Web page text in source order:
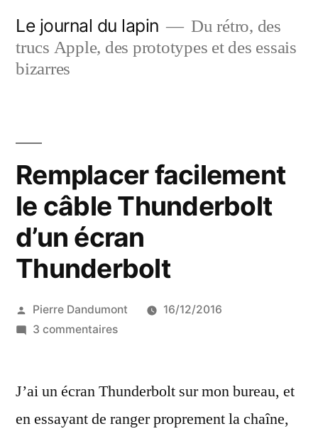
contenu
Le journal du lapin
Du rétro, des
trucs Apple, des prototypes et des essais
bizarres
Remplacer facilement
le câble Thunderbolt
d’un écran
Thunderbolt
Publié
par
Pierre Dandumont
16/12/2016
3 commentairessur
le
Thunderbolt
J’ai un écran Thunderbolt sur mon bureau, et
en essayant de ranger proprement la chaîne,